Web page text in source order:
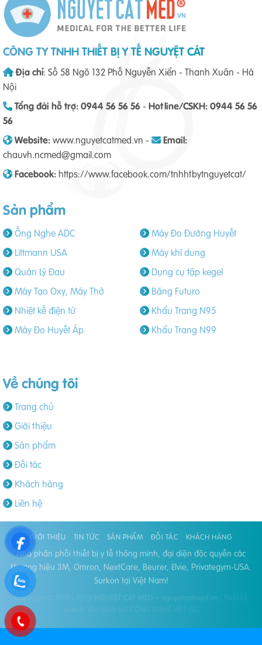
CÔNG TY TNHH THIẾT BỊ Y TẾ NGUYỆT CÁT
Địa chỉ: Số 58 Ngõ 132 Phố Nguyễn Xiển - Thanh Xuân - Hà
Nội
Tổng đài hỗ trợ: 0944 56 56 56- Hotline/CSKH: 0944 56 56
56
Website:www.nguyetcatmed.vn -
Email:
chauvh.ncmed@gmail.com
Facebook: https://www.facebook.com/tnhhtbytnguyetcat/
Sản phẩm
Ống Nghe ADC
Littmann USA
Quản Lý Đau
Máy Tạo Oxy, Máy Thở
Nhiệt kế điện tử
Máy Đo Huyết Áp
Máy Đo Đường Huyết
Máy khí dung
Dụng cụ tập kegel
Băng Futuro
Khẩu Trang N95
Khẩu Trang N99
Về chúng tôi
Trang chủ
Giới thiệu
Sản phẩm
Đối tác
Khách hàng
Liên hệ
GIỚI THIỆU TIN TỨC SẢN PHẨM ĐỐI TÁC KHÁCH HÀNG
Nhà phân phối thiết bị y tế thông minh, đại diện độc quyền các
thương hiệu 3M, Omron, NextCare, Beurer, Elvie, Privategym-USA.
Surkon tại Việt Nam!
Copyright © 2010 - 2023
Thiết kế